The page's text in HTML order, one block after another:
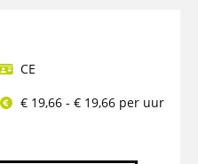
CE
€ 19,66 - € 19,66 per uur